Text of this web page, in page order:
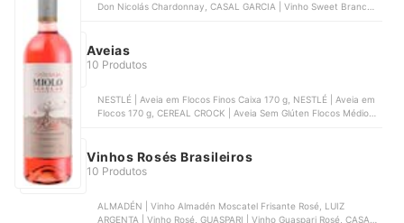
Don Nicolás Chardonnay, CASAL GARCIA | Vinho Sweet Branco,
Aveias
10 Produtos
NESTLÉ | Aveia em Flocos Finos Caixa 170 g, NESTLÉ | Aveia em
Flocos 170 g, CEREAL CROCK | Aveia Sem Glúten Flocos Médios,
Vinhos Rosés Brasileiros
10 Produtos
ALMADÉN | Vinho Almadén Moscatel Frisante Rosé, LUIZ
ARGENTA | Vinho Rosé, GUASPARI | Vinho Guaspari Rosé, CASA